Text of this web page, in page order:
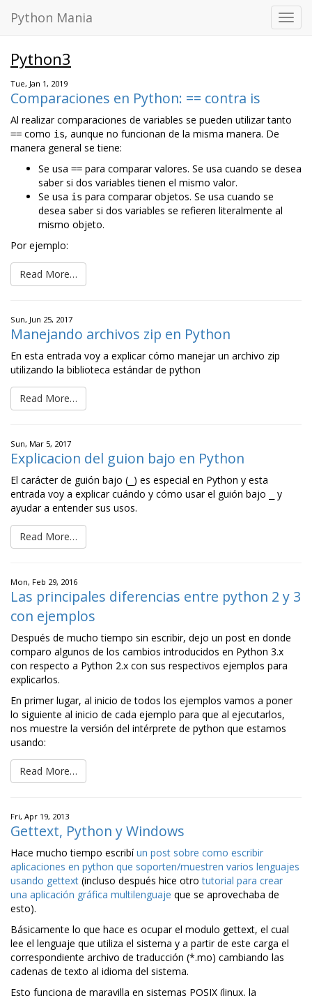
Python Mania
Python3
Tue, Jan 1, 2019
Comparaciones en Python: == contra is
Al realizar comparaciones de variables se pueden utilizar tanto
== como is, aunque no funcionan de la misma manera. De
manera general se tiene:
Se usa == para comparar valores. Se usa cuando se desea
saber si dos variables tienen el mismo valor.
Se usa is para comparar objetos. Se usa cuando se
desea saber si dos variables se refieren literalmente al
mismo objeto.
Por ejemplo:
Read More…
Sun, Jun 25, 2017
Manejando archivos zip en Python
En esta entrada voy a explicar cómo manejar un archivo zip
utilizando la biblioteca estándar de python
Read More…
Sun, Mar 5, 2017
Explicacion del guion bajo en Python
El carácter de guión bajo ( ) es especial en Python y esta
entrada voy a explicar cuándo y cómo usar el guión bajo
y
ayudar a entender sus usos.
Read More…
Mon, Feb 29, 2016
Las principales diferencias entre python 2 y 3
con ejemplos
Después de mucho tiempo sin escribir, dejo un post en donde
comparo algunos de los cambios introducidos en Python 3.x
con respecto a Python 2.x con sus respectivos ejemplos para
explicarlos.
En primer lugar, al inicio de todos los ejemplos vamos a poner
lo siguiente al inicio de cada ejemplo para que al ejecutarlos,
nos muestre la versión del intérprete de python que estamos
usando:
Read More…
Fri, Apr 19, 2013
Gettext, Python y Windows
Hace mucho tiempo escribíun post sobre como escribir
aplicaciones en python que soporten/muestren varios lenguajes
usando gettext (incluso después hice otrotutorial para crear
una aplicación gráfica multilenguaje que se aprovechaba de
esto).
Básicamente lo que hace es ocupar el modulo gettext, el cual
lee el lenguaje que utiliza el sistema y a partir de este carga el
correspondiente archivo de traducción (*.mo) cambiando las
cadenas de texto al idioma del sistema.
Esto funciona de maravilla en sistemas POSIX (linux, la